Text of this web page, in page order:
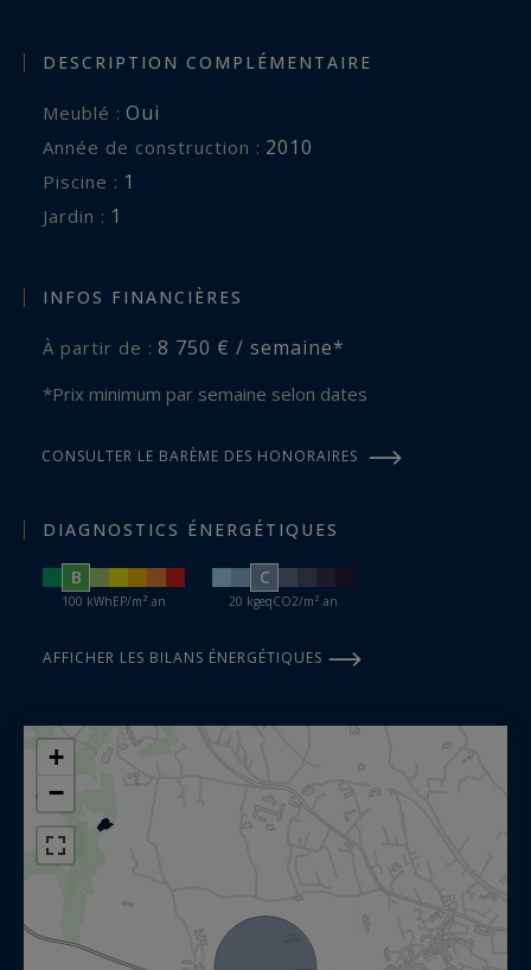
DESCRIPTION COMPLÉMENTAIRE
Meublé : Oui
Année de construction : 2010
piscine : 1
jardin : 1
INFOS FINANCIÈRES
À partir de : 8 750 € / semaine*
*Prix minimum par semaine selon dates
CONSULTER LE BARÈME DES HONORAIRES
DIAGNOSTICS ÉNERGÉTIQUES
B
100 kWhEP/m².an
C
20 kgeqCO2/m².an
AFFICHER LES BILANS ÉNERGÉTIQUES
+
−